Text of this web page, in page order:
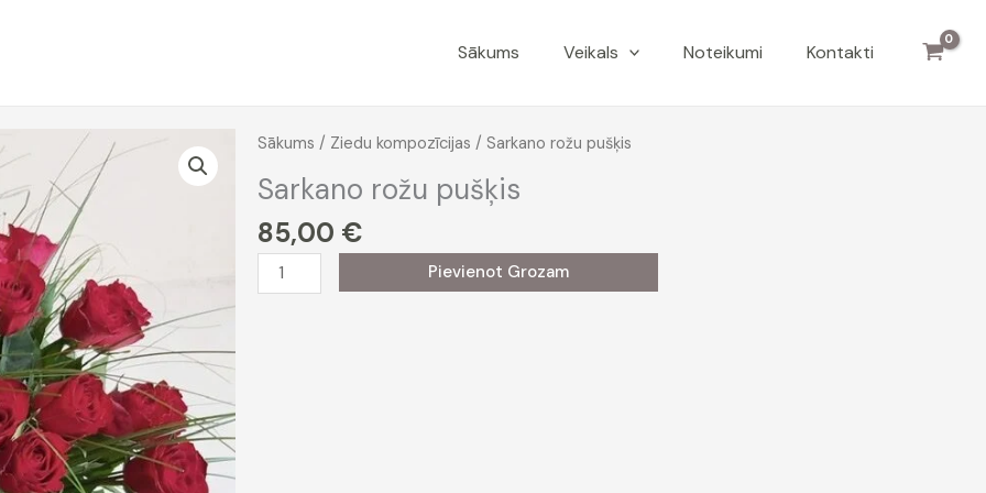
Sākums Veikals Noteikumi Kontakti
Sākums / Ziedu kompozīcijas / Sarkano rožu pušķis
Sarkano rožu pušķis
85,00 €
Sarkano
rožu
Pievienot Grozam